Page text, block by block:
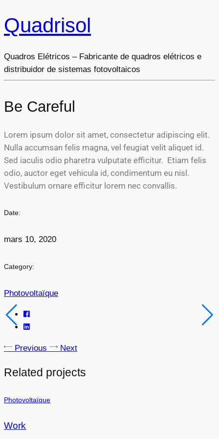
Quadrisol
Quadros Elétricos – Fabricante de quadros elétricos e
distribuidor de sistemas fotovoltaicos
Be Careful
Lorem ipsum dolor sit amet, consectetur adipiscing elit.
Nulla accumsan felis magna, vel feugiat velit aliquet id.
Sed iaculis odio pharetra vulputate efficitur. Etiam felis
odio, auctor eget vehicula id, condimentum eu nisl.
Vestibulum ornare efficitur lorem nec convallis.
Date:
mars 10, 2020
Category:
Photovoltaïque
Previous Next
Related projects
Photovoltaïque
Work